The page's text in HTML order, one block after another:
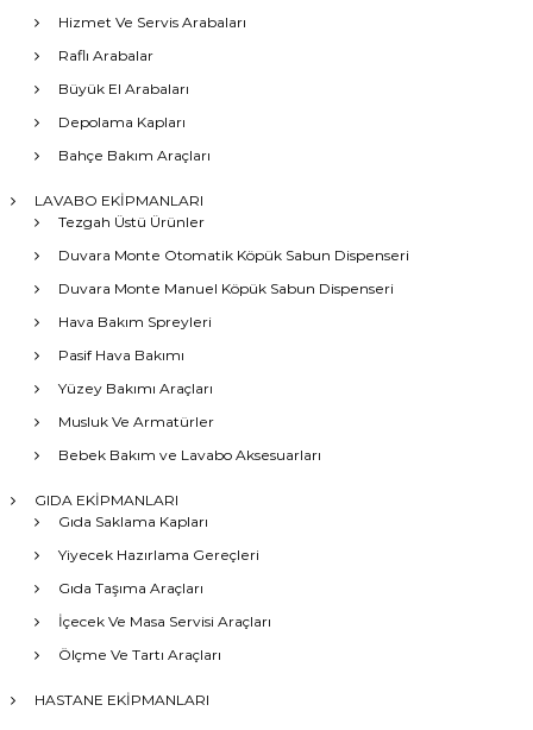
Hizmet Ve Servis Arabaları
Raflı Arabalar
Büyük El Arabaları
Depolama Kapları
Bahçe Bakım Araçları
LAVABO EKİPMANLARI
Tezgah Üstü Ürünler
Duvara Monte Otomatik Köpük Sabun Dispenseri
Duvara Monte Manuel Köpük Sabun Dispenseri
Hava Bakım Spreyleri
Pasif Hava Bakımı
Yüzey Bakımı Araçları
Musluk Ve Armatürler
Bebek Bakım ve Lavabo Aksesuarları
GIDA EKİPMANLARI
Gıda Saklama Kapları
Yiyecek Hazırlama Gereçleri
Gıda Taşıma Araçları
İçecek Ve Masa Servisi Araçları
Ölçme Ve Tartı Araçları
HASTANE EKİPMANLARI